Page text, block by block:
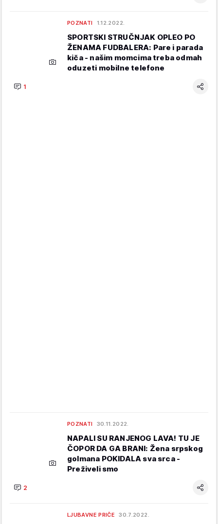
POZNATI 1.12.2022.
SPORTSKI STRUČNJAK OPLEO PO
ŽENAMA FUDBALERA: Pare i parada
kiča - našim momcima treba odmah
oduzeti mobilne telefone
1
POZNATI 30.11.2022.
NAPALI SU RANJENOG LAVA! TU JE
ČOPOR DA GA BRANI: Žena srpskog
golmana POKIDALA sva srca -
Preživeli smo
2
LJUBAVNE PRIČE 30.7.2022.